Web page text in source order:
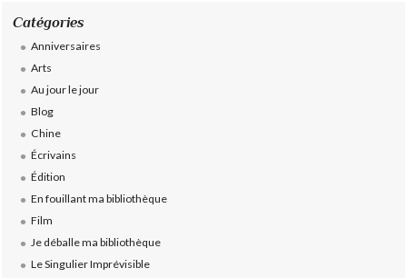
Catégories
Anniversaires
Arts
Au jour le jour
Blog
Chine
Écrivains
Édition
En fouillant ma bibliothèque
Film
Je déballe ma bibliothèque
Le Singulier Imprévisible